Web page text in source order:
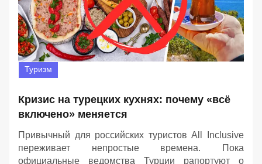
Туризм
Кризис на турецких кухнях: почему «всё
включено» меняется
Привычный для российских туристов All Inclusive
переживает непростые времена. Пока
официальные ведомства Турции рапортуют о